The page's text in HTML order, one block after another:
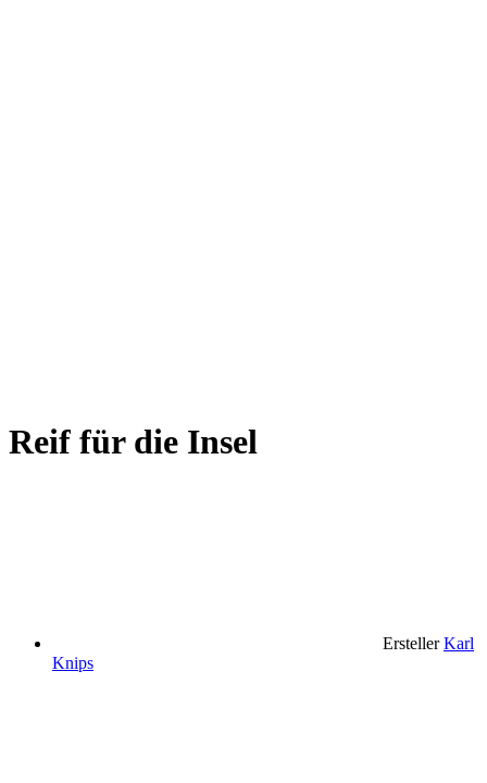
Reif für die Insel
Ersteller Karl
Knips